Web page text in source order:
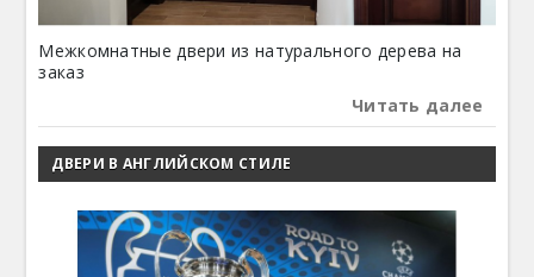
Межкомнатные двери из натурального дерева на
заказ
Читать далее
ДВЕРИ В АНГЛИЙСКОМ СТИЛЕ